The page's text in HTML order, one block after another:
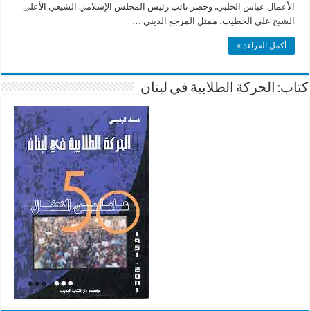
الأعمال عباس الحلبي. وحضر نائب رئيس المجلس الإسلامي الشيعي الأعلى
الشيخ علي الخطيب، ممثل المرجع الديني …
أكمل القراءة »
كتاب: الحركة الطلابية في لبنان